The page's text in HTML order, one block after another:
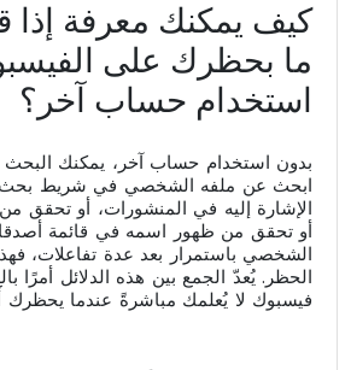
كيف يمكنك معرفة
ما بحظرك على
استخدام حساب آخر؟
بدون استخدام حساب آخر، يمكنك البحث
ابحث عن ملفه الشخصي في شريط بحث
الإشارة إليه في المنشورات، أو تحقق
أو تحقق من ظهور اسمه في قائمة
الشخصي باستمرار بعد عدة تفاعلات،
الحظر. يُعدّ الجمع بين هذه الدلائل أمرًا
فيسبوك لا يُعلمك مباشرةً عندما يحظرك